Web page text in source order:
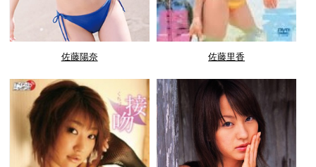
佐藤陽奈 佐藤里香